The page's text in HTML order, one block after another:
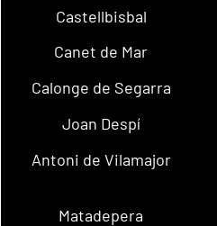
Castellbisbal
Canet de Mar
Calonge de Segarra
Joan Despí
Antoni de Vilamajor
Matadepera